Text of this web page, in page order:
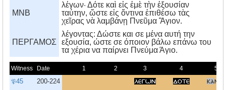
MNB
λέγων· Δότε καὶ εἰς ἐμὲ τὴν ἐξουσίαν
ταύτην, ὥστε εἰς ὅντινα ἐπιθέσω τὰς
χεῖρας νὰ λαμβάνῃ Πνεῦμα Ἃγιον.
ΠΕΡΓΑΜΟΣ
λέγοντας: Δώστε και σε μένα αυτή την
εξουσία, ώστε σε όποιον βάλω επάνω του
τα χέρια να παίρνει Πνεύμα Άγιο.
Witness Date 1 2 3 4 5
𝔓45 200-224 λεγων δοτε καμοι